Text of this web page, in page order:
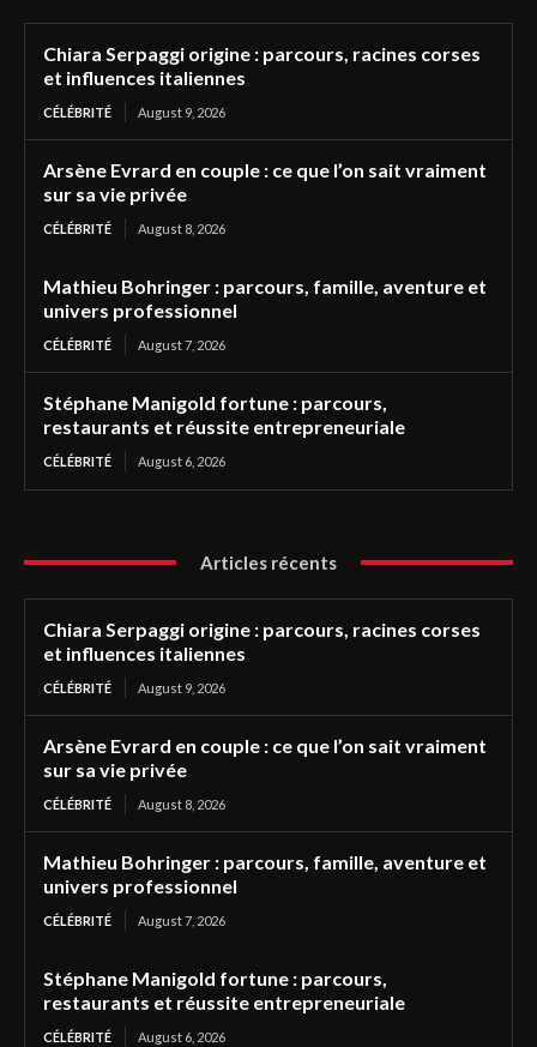
Chiara Serpaggi origine : parcours, racines corses
et influences italiennes
CÉLÉBRITÉ August 9, 2026
Arsène Evrard en couple : ce que l’on sait vraiment
sur sa vie privée
CÉLÉBRITÉ August 8, 2026
Mathieu Bohringer : parcours, famille, aventure et
univers professionnel
CÉLÉBRITÉ August 7, 2026
Stéphane Manigold fortune : parcours,
restaurants et réussite entrepreneuriale
CÉLÉBRITÉ August 6, 2026
Articles récents
Chiara Serpaggi origine : parcours, racines corses
et influences italiennes
CÉLÉBRITÉ August 9, 2026
Arsène Evrard en couple : ce que l’on sait vraiment
sur sa vie privée
CÉLÉBRITÉ August 8, 2026
Mathieu Bohringer : parcours, famille, aventure et
univers professionnel
CÉLÉBRITÉ August 7, 2026
Stéphane Manigold fortune : parcours,
restaurants et réussite entrepreneuriale
CÉLÉBRITÉ August 6, 2026